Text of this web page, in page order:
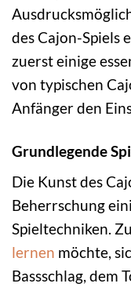
des Cajon-Spiels
zuerst einige
von typischen
Anfänger den
Grundlegende
Die Kunst des
Beherrschung
Spieltechniken.
lernen möchte,
Bassschlag, dem